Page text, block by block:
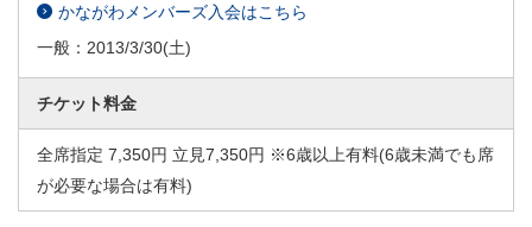
かながわメンバーズ入会はこちら
一般： 2013/3/30(土)
チケット料金
全席指定 7,350円 立見7,350円 ※6歳以上有料(6歳未満でも席
が必要な場合は有料)